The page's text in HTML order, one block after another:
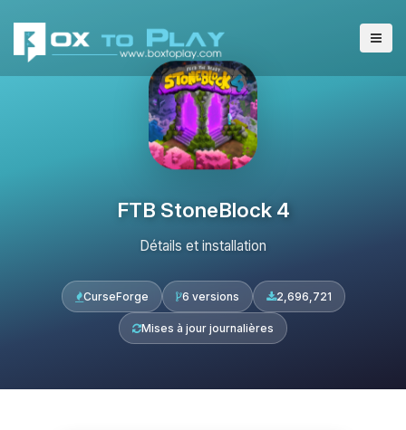
FTB StoneBlock 4
Détails et installation
CurseForge 6 versions 2,696,721
Mises à jour journalières